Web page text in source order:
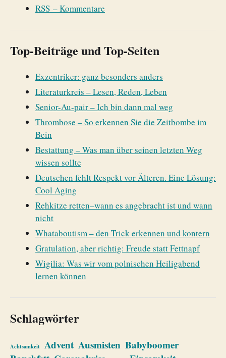
RSS – Kommentare
Top-Beiträge und Top-Seiten
Exzentriker: ganz besonders anders
Literaturkreis – Lesen, Reden, Leben
Senior-Au-pair – Ich bin dann mal weg
Thrombose – So erkennen Sie die Zeitbombe im
Bein
Bestattung – Was man über seinen letzten Weg
wissen sollte
Deutschen fehlt Respekt vor Älteren. Eine Lösung:
Cool Aging
Rehkitze retten–wann es angebracht ist und wann
nicht
Whataboutism – den Trick erkennen und kontern
Gratulation, aber richtig: Freude statt Fettnapf
Wigilia: Was wir vom polnischen Heiligabend
lernen können
Schlagwörter
Achtsamkeit Advent Ausmisten Babyboomer